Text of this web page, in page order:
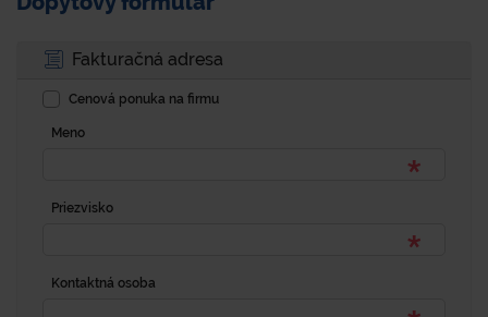
Fakturačná adresa
Cenová ponuka na firmu
Meno
Priezvisko
Kontaktná osoba